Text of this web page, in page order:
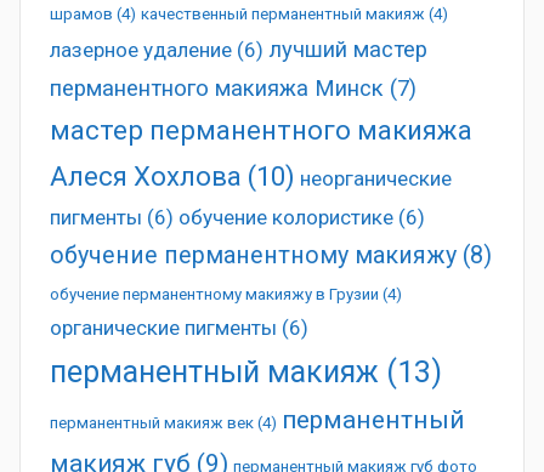
шрамов (4) качественный перманентный макияж (4)
лазерное удаление (6) лучший мастер
перманентного макияжа Минск (7)
мастер перманентного макияжа
Алеся Хохлова (10) неорганические
пигменты (6) обучение колористике (6)
обучение перманентному макияжу (8)
обучение перманентному макияжу в Грузии (4)
органические пигменты (6)
перманентный макияж (13)
перманентный макияж век (4) перманентный
макияж губ (9) перманентный макияж губ фото